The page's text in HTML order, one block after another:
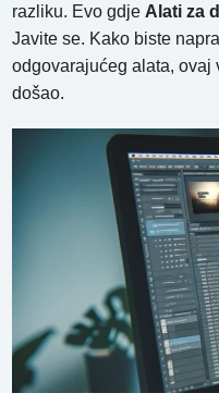
razliku. Evo gdje Alati za
Javite se. Kako biste
odgovarajućeg alata, ovaj
došao.